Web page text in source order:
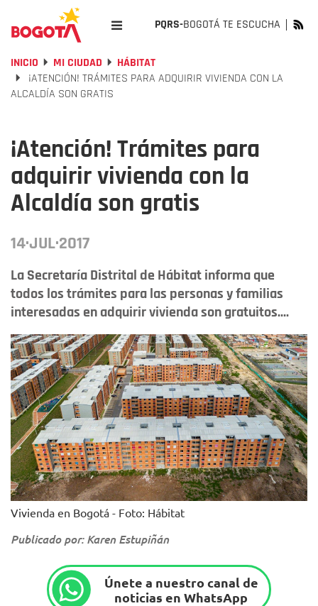
PQRS-BOGOTÁ TE ESCUCHA
INICIO MI CIUDAD
HÁBITAT
¡ATENCIÓN! TRÁMITES PARA ADQUIRIR VIVIENDA CON LA
ALCALDÍA SON GRATIS
¡Atención! Trámites para
adquirir vivienda con la
Alcaldía son gratis
14·JUL·2017
La Secretaría Distrital de Hábitat informa que
todos los trámites para las personas y familias
interesadas en adquirir vivienda son gratuitos....
Vivienda en Bogotá - Foto: Hábitat
Publicado por: Karen Estupiñán
Únete a nuestro canal de
noticias en WhatsApp